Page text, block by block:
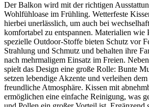
Der Balkon wird mit der richtigen
Wohlfühloase im Frühling. Wetterfeste
hierbei unerlässlich, um auch bei
komfortabel zu entspannen. Materialien wie
spezielle Outdoor-Stoffe bieten Schutz vor
Strahlung und Schmutz und behalten ihre
nach mehrmaligem Einsatz im Freien.
spielt das Design eine große Rolle: Bunte
setzen lebendige Akzente und verleihen
freundliche Atmosphäre. Kissen mit
ermöglichen eine einfache Reinigung, was